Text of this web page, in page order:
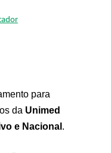
para
da Unimed
e Nacional .